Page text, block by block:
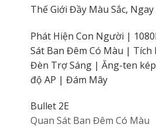
Thế Giới Đầy Màu Sắc,
Phát Hiện Con Người |
Sát Ban Đêm Có Màu | Tích
Đèn Trợ Sáng | Ăng-ten
độ AP | Đám Mây
Bullet 2E
Quan Sát Ban Đêm Có Màu